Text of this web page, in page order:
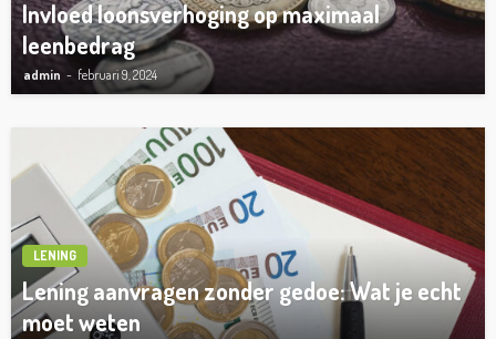
Invloed loonsverhoging op maximaal
leenbedrag
admin februari 9, 2024
LENING
Lening aanvragen zonder gedoe: Wat je echt
moet weten